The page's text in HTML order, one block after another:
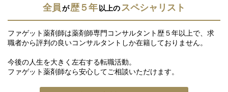
全員が歴５年以上のスペシャリスト
ファゲット薬剤師は薬剤師専門コンサルタント歴５年以上で、求
職者から評判の良いコンサルタントしか在籍しておりません。
今後の人生を大きく左右する転職活動。
ファゲット薬剤師なら安心してご相談いただけます。